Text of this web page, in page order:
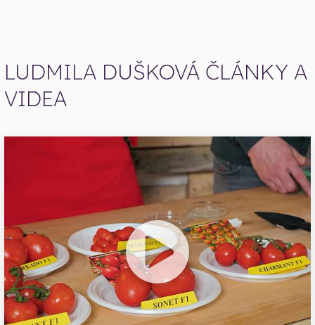
LUDMILA DUŠKOVÁ ČLÁNKY A
VIDEA